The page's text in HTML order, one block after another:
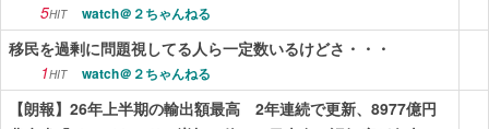
5HIT watch＠２ちゃんねる
移民を過剰に問題視してる人ら一定数いるけどさ・・・
1HIT watch＠２ちゃんねる
【朗報】26年上半期の輸出額最高 2年連続で更新、8977億円